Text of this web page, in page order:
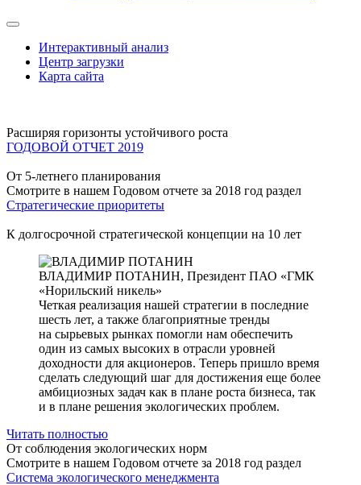
Интерактивный анализ
Центр загрузки
Карта сайта
Расширяя горизонты устойчивого роста
ГОДОВОЙ ОТЧЕТ 2019
От 5-летнего планирования
Смотрите в нашем Годовом отчете за 2018 год раздел
Стратегические приоритеты
К долгосрочной стратегической концепции на 10 лет
ВЛАДИМИР ПОТАНИН, Президент ПАО «ГМК
«Норильский никель»
Четкая реализация нашей стратегии в последние
шесть лет, а также благоприятные тренды
на сырьевых рынках помогли нам обеспечить
один из самых высоких в отрасли уровней
доходности для акционеров. Теперь пришло время
сделать следующий шаг для достижения еще более
амбициозных задач как в плане роста бизнеса, так
и в плане решения экологических проблем.
Читать полностью
От соблюдения экологических норм
Смотрите в нашем Годовом отчете за 2018 год раздел
Система экологического менеджмента